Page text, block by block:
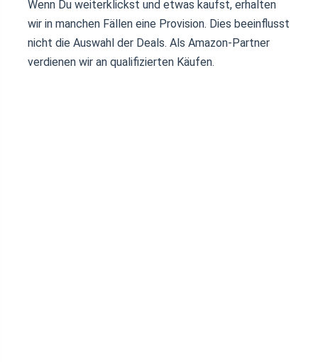
Wenn Du weiterklickst und etwas kaufst, erhalten
wir in manchen Fällen eine Provision. Dies beeinflusst
nicht die Auswahl der Deals. Als Amazon-Partner
verdienen wir an qualifizierten Käufen.